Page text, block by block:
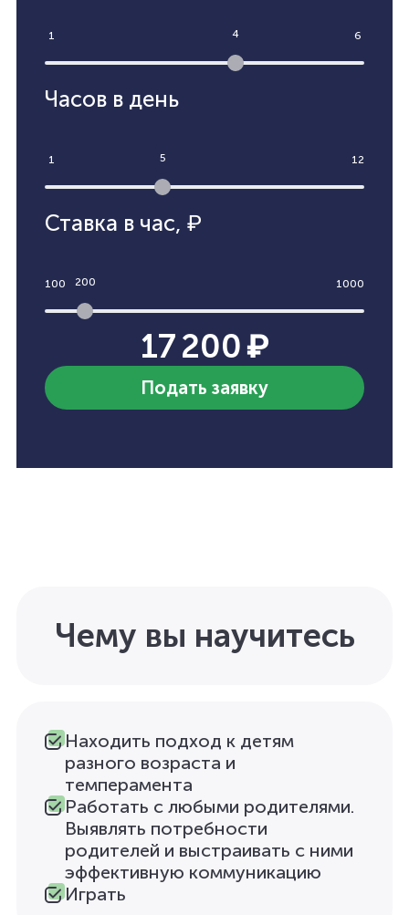
4
1 6
Часов в день
5
1 12
Ставка в час, ₽
200
100 1000
17 200 ₽
Подать заявку
Чему вы научитесь
Находить подход к детям
разного возраста и
темперамента
Работать с любыми родителями.
Выявлять потребности
родителей и выстраивать с ними
эффективную коммуникацию
Играть